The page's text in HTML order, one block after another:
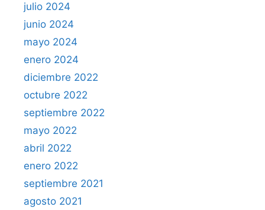
julio 2024
junio 2024
mayo 2024
enero 2024
diciembre 2022
octubre 2022
septiembre 2022
mayo 2022
abril 2022
enero 2022
septiembre 2021
agosto 2021